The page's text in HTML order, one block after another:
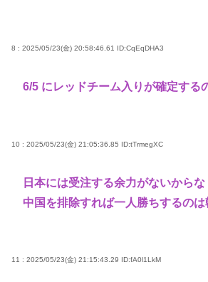
8 : 2025/05/23(金) 20:58:46.61 ID:CqEqDHA3
6/5 にレッドチーム入りが確定する
10 : 2025/05/23(金) 21:05:36.85 ID:tTrmegXC
日本には受注する余力がないからな
中国を排除すれば一人勝ちするのは
11 : 2025/05/23(金) 21:15:43.29 ID:fA0l1LkM